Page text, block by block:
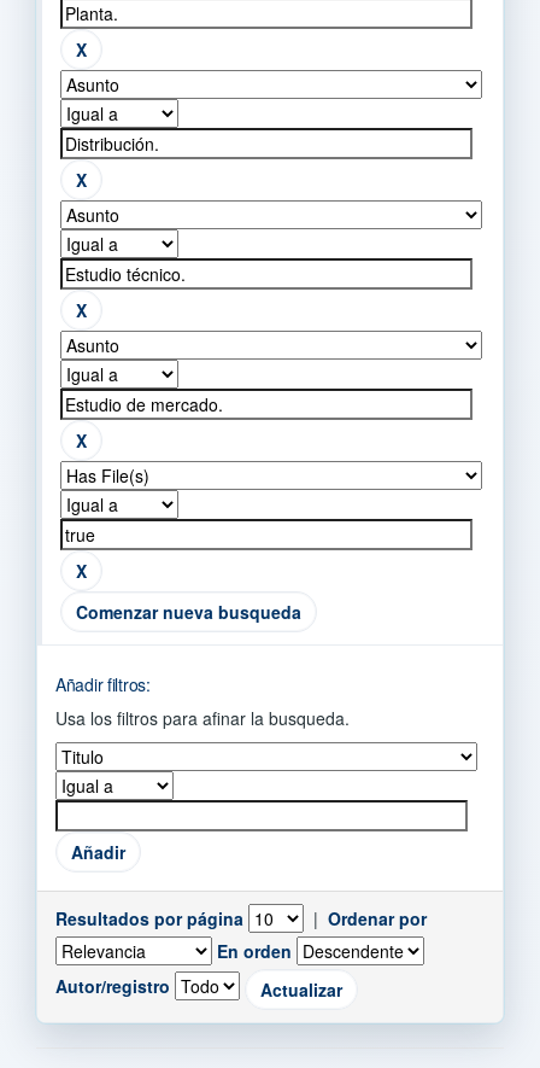
Comenzar nueva busqueda
Añadir filtros:
Usa los filtros para afinar la busqueda.
Resultados por página | Ordenar por
En orden
Autor/registro